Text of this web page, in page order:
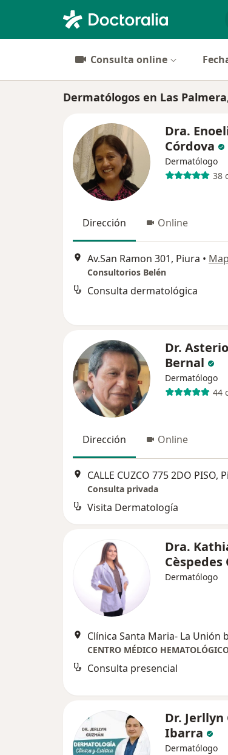
Consulta online
Dermatólogos en Las
Dra.
Córdova
Dermatólogo
38
Dirección Online
Av.San Ramon 301, Piura •
Consultorios Belén
Consulta dermatológica
Dr.
Bernal
Dermatólogo
44
Dirección Online
CALLE CUZCO 775 2DO PISO,
Consulta privada
Visita Dermatología
Dra.
Cèspedes
Dermatólogo
Consulta presencial
Dr. Jerllyn
Ibarra
Dermatólogo